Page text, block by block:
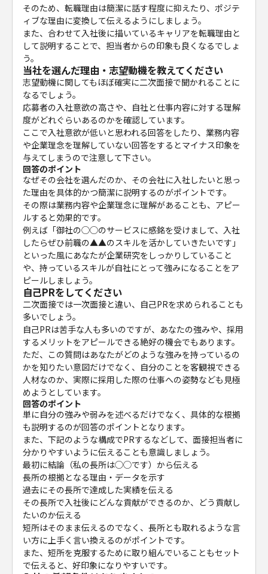
そのため、転職理由は簡潔に話す程度に抑えたり、ポジテ
ィブな理由に変換して伝えるようにしましょう。
また、合わせて入社後に描いているキャリアを転職理由と
して説明することで、担当者からの印象も良くなるでしょ
う。
当社を選んだ理由・志望動機を教えてください
志望動機に関してもほぼ確実に二次面接で聞かれることに
なるでしょう。
応募者の入社意欲の高さや、自社と仕事内容に対する理解
度がどれぐらいあるのかを確認しています。
ここで入社意欲が低いと思われる回答をしたり、業務内容
や企業理念を理解していない回答をするとマイナス印象を
与えてしまうので注意して下さい。
回答のポイント
なぜその会社を選んだのか、その会社に入社したいと思っ
た理由を具体的かつ簡潔に説明するのがポイントです。
その際は業務内容や企業理念に理解があることも、アピー
ルすると効果的です。
例えば「御社の◯◯のサービスに感銘を受けまして、入社
したらぜひ前職の▲▲のスキルを活かしていきたいです」
といった風にあなたが企業研究をしっかりしていること
や、持っているスキルが自社にとって強みになることをア
ピールしましょう。
自己PRをしてください
二次面接では一次面接と違い、自己PRを求められることも
多いでしょう。
自己PRは苦手な人も多いのですが、あなたの強みや、採用
するメリットをアピールできる絶好の機会でもあります。
ただ、この質問はあなたがどのような強みを持っているの
かを知りたい意図だけでなく、自分のことを客観視できる
人材なのか、実際に採用した際の仕事への姿勢なども見極
めようとしています。
回答のポイント
単に自分の強みや弱みを述べるだけでなく、具体的な根拠
も説明するのが回答のポイントとなります。
また、下記のような構成でPRするなどして、面接担当者に
分かりやすいように伝えることも意識しましょう。
最初に結論（私の長所は◯◯です）から伝える
長所の根拠となる理由・データを示す
過去にその長所で達成した実績を伝える
その長所で入社後にどんな貢献ができるのか、どう貢献し
たいのか伝える
短所はそのまま伝えるのでなく、長所とも取れるような言
い方に上手く言い換えるのがポイントです。
また、短所を克服するために取り組んでいることもセット
で伝えると、好印象になりやすいです。